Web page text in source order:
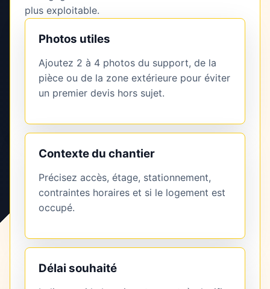
plus exploitable.
Photos utiles
Ajoutez 2 à 4 photos du support, de la
pièce ou de la zone extérieure pour éviter
un premier devis hors sujet.
Contexte du chantier
Précisez accès, étage, stationnement,
contraintes horaires et si le logement est
occupé.
Délai souhaité